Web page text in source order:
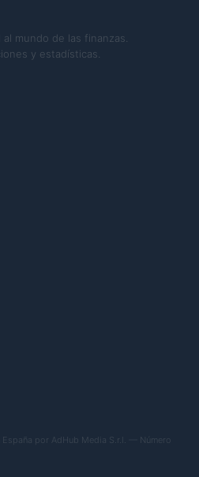
mundo de las finanzas.
y estadísticas.
por AdHub Media S.r.l. — Número